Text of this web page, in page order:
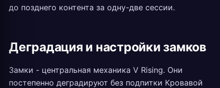
до позднего контента за одну-две сессии.
Деградация и настройки замков
Замки - центральная механика V Rising. Они
постепенно деградируют без подпитки Кровавой